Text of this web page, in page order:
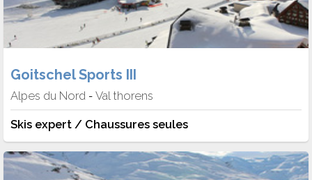
Goitschel Sports III
Alpes du Nord - Val thorens
Skis expert / Chaussures seules